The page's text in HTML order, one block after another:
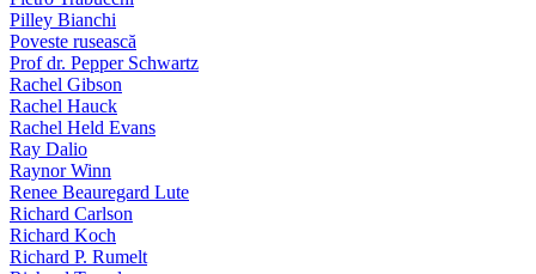
Pilley Bianchi
Poveste rusească
Prof dr. Pepper Schwartz
Rachel Gibson
Rachel Hauck
Rachel Held Evans
Ray Dalio
Raynor Winn
Renee Beauregard Lute
Richard Carlson
Richard Koch
Richard P. Rumelt